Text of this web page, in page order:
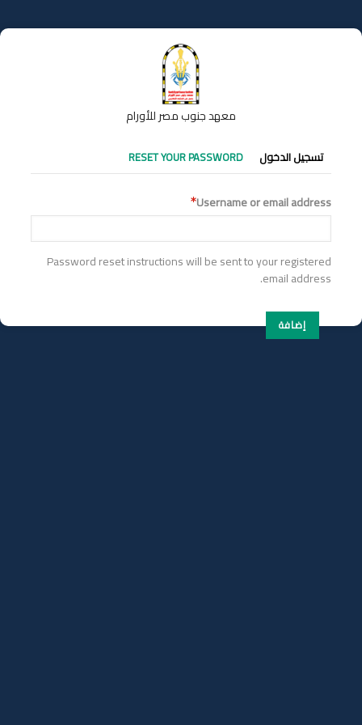
إلى
المحتوى
معهد جنوب مصر للأورام
التبويبات
الأساسية
تسجيل الدخول RESET YOUR PASSWORD
Username or email address
Password reset instructions will be sent to your registered
email address.